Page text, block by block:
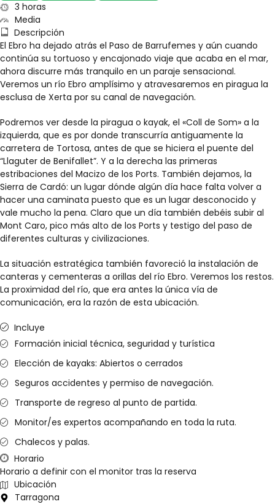
3 horas
Media
Descripción
El Ebro ha dejado atrás el Paso de Barrufemes y aún cuando
continúa su tortuoso y encajonado viaje que acaba en el mar,
ahora discurre más tranquilo en un paraje sensacional.
Veremos un río Ebro amplísimo y atravesaremos en piragua la
esclusa de Xerta por su canal de navegación.
Podremos ver desde la piragua o kayak, el «Coll de Som» a la
izquierda, que es por donde transcurría antiguamente la
carretera de Tortosa, antes de que se hiciera el puente del
“Llaguter de Benifallet”. Y a la derecha las primeras
estribaciones del Macizo de los Ports. También dejamos, la
Sierra de Cardó: un lugar dónde algún día hace falta volver a
hacer una caminata puesto que es un lugar desconocido y
vale mucho la pena. Claro que un día también debéis subir al
Mont Caro, pico más alto de los Ports y testigo del paso de
diferentes culturas y civilizaciones.
La situación estratégica también favoreció la instalación de
canteras y cementeras a orillas del río Ebro. Veremos los restos.
La proximidad del río, que era antes la única vía de
comunicación, era la razón de esta ubicación.
Incluye
Formación inicial técnica, seguridad y turística
Elección de kayaks: Abiertos o cerrados
Seguros accidentes y permiso de navegación.
Transporte de regreso al punto de partida.
Monitor/es expertos acompañando en toda la ruta.
Chalecos y palas.
Horario
Horario a definir con el monitor tras la reserva
Ubicación
Tarragona